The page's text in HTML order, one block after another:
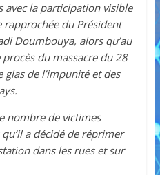
avec la participation visible
rapprochée du Président
Doumbouya, alors qu’au
du massacre du 28
de l’impunité et des
nombre de victimes
a décidé de réprimer
dans les rues et sur